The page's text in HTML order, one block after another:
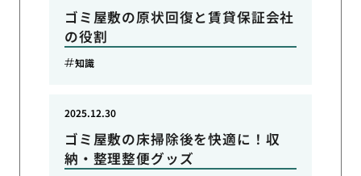
ゴミ屋敷の原状回復と賃貸保証会社
の役割
知識
ゴミ屋敷の床掃除後を快適に！収
納・整理整便グッズ
2025.12.30